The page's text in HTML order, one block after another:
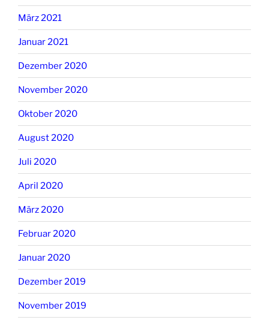
März 2021
Januar 2021
Dezember 2020
November 2020
Oktober 2020
August 2020
Juli 2020
April 2020
März 2020
Februar 2020
Januar 2020
Dezember 2019
November 2019